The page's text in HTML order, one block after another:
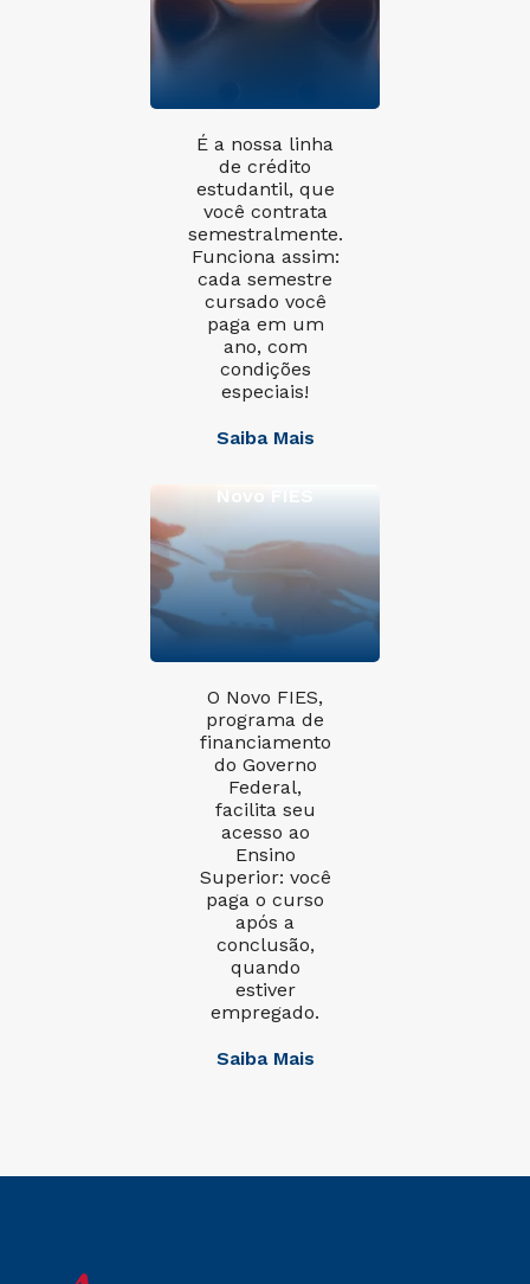
É a nossa linha
de crédito
estudantil, que
você contrata
semestralmente.
Funciona assim:
cada semestre
cursado você
paga em um
ano, com
condições
especiais!
Saiba Mais
Novo FIES
O Novo FIES,
programa de
financiamento
do Governo
Federal,
facilita seu
acesso ao
Ensino
Superior: você
paga o curso
após a
conclusão,
quando
estiver
empregado.
Saiba Mais